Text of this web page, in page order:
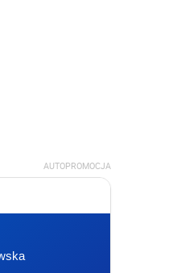
AUTOPROMOCJA